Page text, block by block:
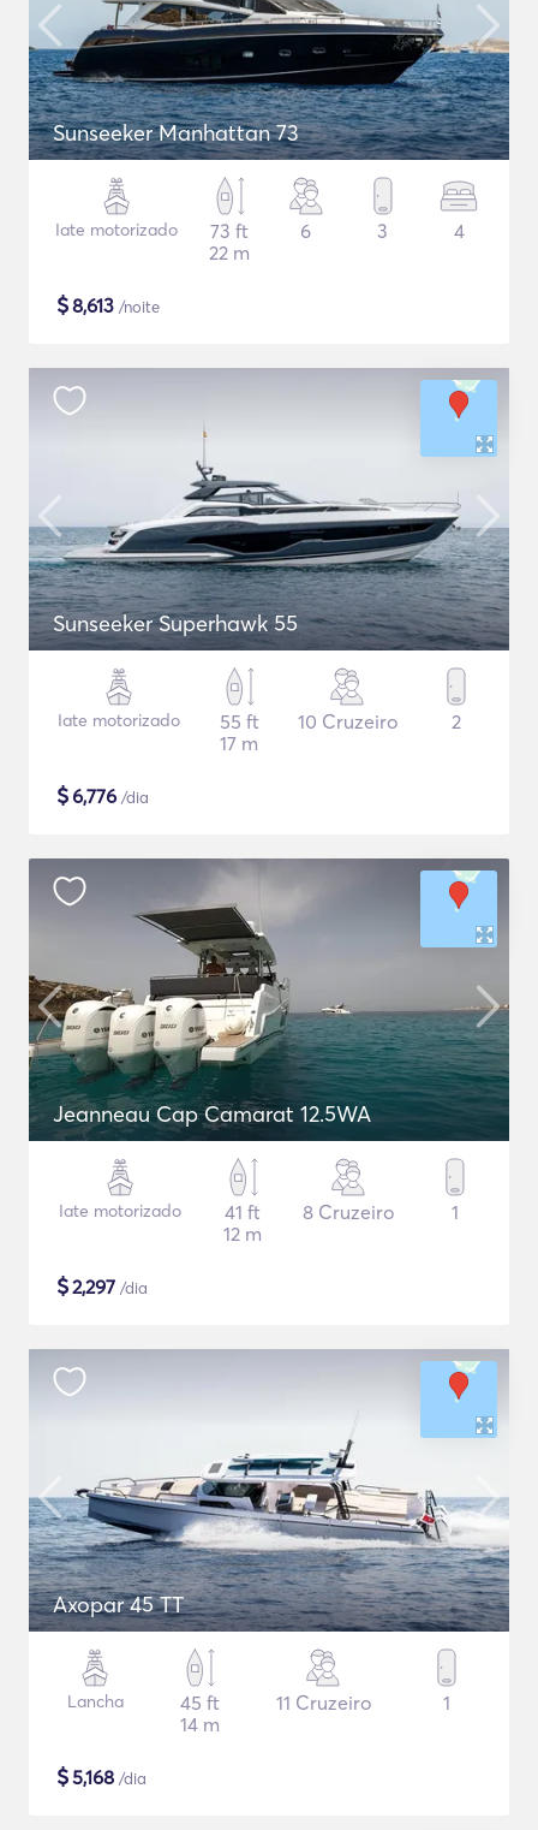
Sunseeker Manhattan 73
Iate motorizado
73 ft
22 m
6 3 4
$8,613 /noite
Sunseeker Superhawk 55
Iate motorizado
55 ft
17 m
10 Cruzeiro 2
$6,776 /dia
Jeanneau Cap Camarat 12.5WA
Iate motorizado
41 ft
12 m
8 Cruzeiro 1
$2,297 /dia
Axopar 45 TT
Lancha
45 ft
14 m
11 Cruzeiro 1
$5,168 /dia